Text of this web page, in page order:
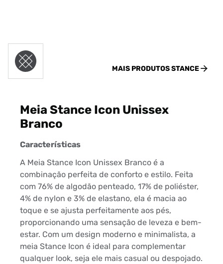
MAIS PRODUTOSSTANCE
Meia Stance Icon Unissex
Branco
Características
A Meia Stance Icon Unissex Branco é a
combinação perfeita de conforto e estilo. Feita
com 76% de algodão penteado, 17% de poliéster,
4% de nylon e 3% de elastano, ela é macia ao
toque e se ajusta perfeitamente aos pés,
proporcionando uma sensação de leveza e bem-
estar. Com um design moderno e minimalista, a
meia Stance Icon é ideal para complementar
qualquer look, seja ele mais casual ou despojado.